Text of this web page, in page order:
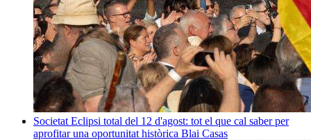
Societat Eclipsi total del 12 d'agost: tot el que cal saber per
aprofitar una oportunitat històrica Blai Casas